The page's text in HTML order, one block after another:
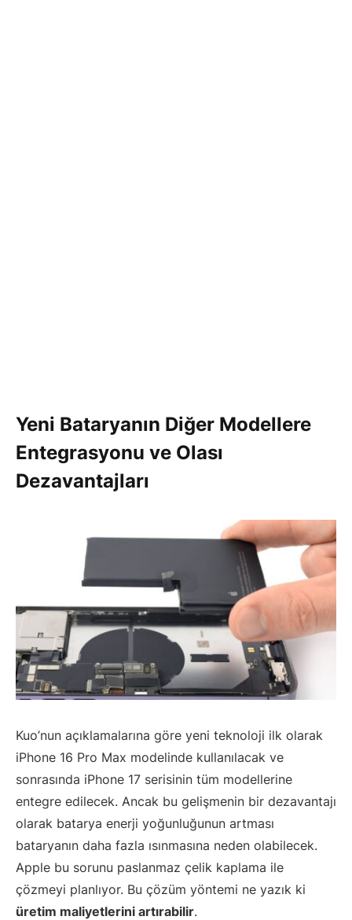
Yeni Bataryanın Diğer Modellere
Entegrasyonu ve Olası
Dezavantajları
Kuo’nun açıklamalarına göre yeni teknoloji ilk olarak
iPhone 16 Pro Max modelinde kullanılacak ve
sonrasında iPhone 17 serisinin tüm modellerine
entegre edilecek. Ancak bu gelişmenin bir dezavantajı
olarak batarya enerji yoğunluğunun artması
bataryanın daha fazla ısınmasına neden olabilecek.
Apple bu sorunu paslanmaz çelik kaplama ile
çözmeyi planlıyor. Bu çözüm yöntemi ne yazık ki
üretim maliyetlerini artırabilir.